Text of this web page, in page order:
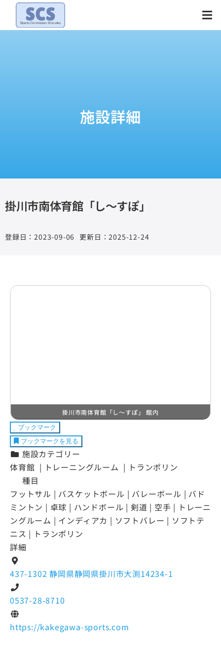
Skip
content
施設詳細
掛川市南体育館「し～すぽ」
2023-09-06 更新日：2025-12-24
掛川市南体育館「し～すぽ」 館内
ブックマーク
ブックマークを見る
施設カテゴリー
体育館 | トレーニングルーム | トランポリン
種目
フットサル | バスケットボール | バレーボール | バド
ミントン | 卓球 | ハンドボール | 剣道 | 空手 | トレーニ
ングルーム | インディアカ | ソフトバレー | ソフトテ
ニス | トランポリン
詳細
437-1302 静岡県静岡県掛川市大渕14234-1
0537-28-8710
https://kakegawa-sports.com